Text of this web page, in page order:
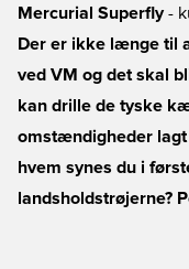
Mercurial Superfly-
Der er ikke længe til
ved VM og det skal
kan drille de tyske
omstændigheder
hvem synes du i
landsholdstrøjerne?